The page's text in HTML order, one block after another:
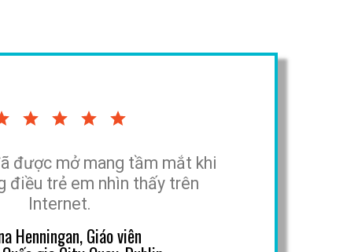
được mở mang tầm mắt khi
điều trẻ em nhìn thấy trên
Internet.
Henningan, Giáo viên